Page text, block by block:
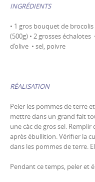
INGRÉDIENTS
• 1 gros bouquet de
(500g) • 2 grosses
d’olive • sel, poivre
RÉALISATION
Peler les pommes de terre
mettre dans un grand fait
une càc de gros sel. Remplir
après ébullition. Vérifier la
dans les pommes de terre.
Pendant ce temps, peler et